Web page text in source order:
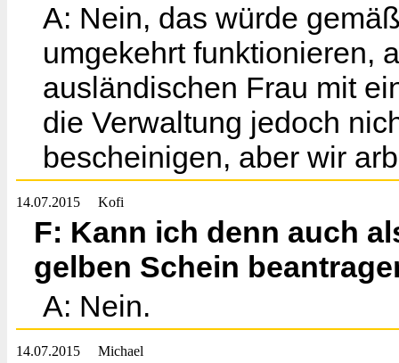
A: Nein, das würde
umgekehrt funktionieren,
ausländischen Frau mit
die Verwaltung jedoch
bescheinigen, aber wir
14.07.2015 Kofi
F: Kann ich denn auch
gelben Schein
A: Nein.
14.07.2015 Michael